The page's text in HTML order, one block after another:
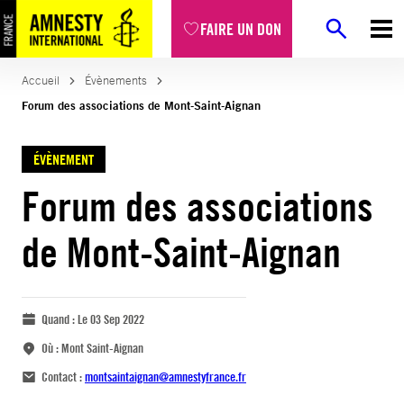
FAIRE UN DON
Accueil
Évènements
Forum des associations de Mont-Saint-Aignan
ÉVÈNEMENT
Forum des associations
de Mont-Saint-Aignan
Quand :Le 03 Sep 2022
Où :Mont Saint-Aignan
Contact :montsaintaignan@amnestyfrance.fr